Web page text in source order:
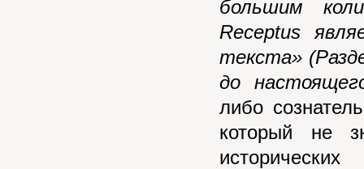
большим
Receptus
текста»
до
либо
который не